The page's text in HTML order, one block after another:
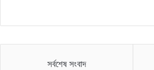
সর্বশেষ সংবাদ